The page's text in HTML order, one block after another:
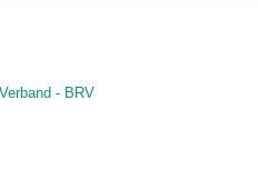
- BRV